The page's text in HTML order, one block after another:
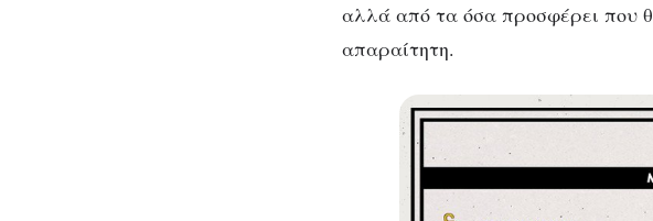
αλλά από τα όσα προσφέρει που
απαραίτητη.